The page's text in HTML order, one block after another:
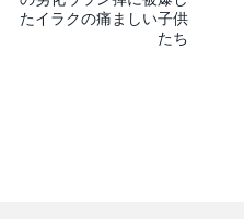
たイラクの痛ましい子供
たち